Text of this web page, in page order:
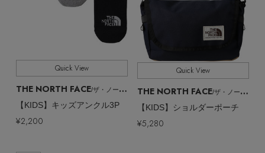
Quick View
THE NORTH FACE/ザ・ノース・フェイス
【KIDS】キッズアンクル3P
¥2,200
Quick View
THE NORTH FACE/ザ・ノース・フェイス
【KIDS】ショルダーポーチ
¥5,280